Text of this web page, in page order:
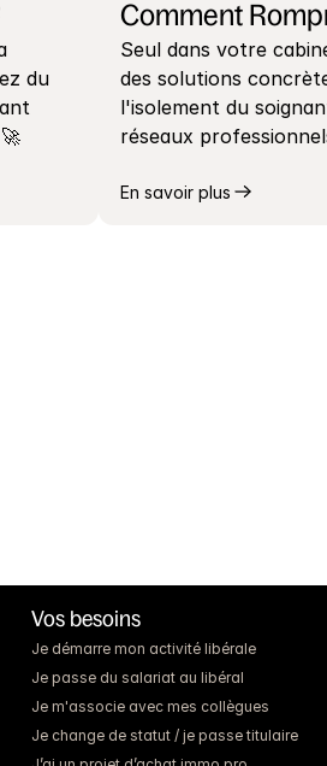
du
Comment
Seul dans votre
des solutions
l'isolement du
réseaux
En savoir plus
Vos besoins
Je démarre mon activité libérale
Je passe du salariat au libéral
Je m'associe avec mes collègues
Je change de statut / je passe titulaire